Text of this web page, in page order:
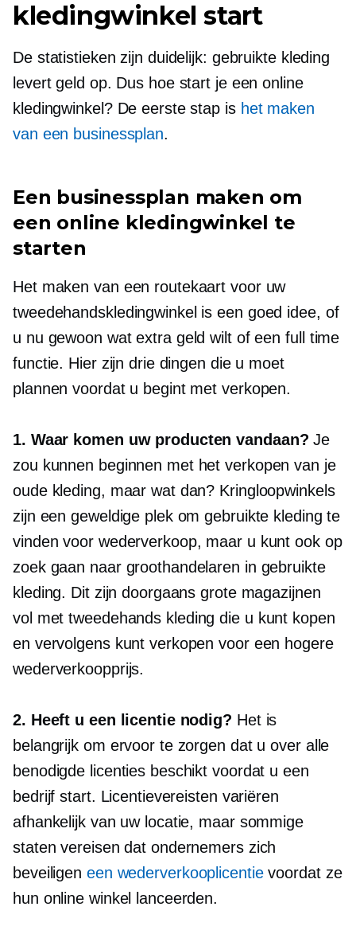
kledingwinkel start
De statistieken zijn duidelijk: gebruikte kleding
levert geld op. Dus hoe start je een online
kledingwinkel? De eerste stap is het maken
van een businessplan.
Een businessplan maken om
een ​​online kledingwinkel te
starten
Het maken van een routekaart voor uw
tweedehandskledingwinkel is een goed idee, of
u nu gewoon wat extra geld wilt of eenfull time
functie. Hier zijn drie dingen die u moet
plannen voordat u begint met verkopen.
1. Waar komen uw producten vandaan?Je
zou kunnen beginnen met het verkopen van je
oude kleding, maar wat dan? Kringloopwinkels
zijn een geweldige plek om gebruikte kleding te
vinden voor wederverkoop, maar u kunt ook op
zoek gaan naar groothandelaren in gebruikte
kleding. Dit zijn doorgaans grote magazijnen
vol mettweedehands kleding die u kunt kopen
en vervolgens kunt verkopen voor een hogere
wederverkoopprijs.
2. Heeft u een licentie nodig? Het is
belangrijk om ervoor te zorgen dat u over alle
benodigde licenties beschikt voordat u een
bedrijf start. Licentievereisten variëren
afhankelijk van uw locatie, maar sommige
staten vereisen dat ondernemers zich
beveiligen een wederverkooplicentievoordat ze
hun online winkel lanceerden.